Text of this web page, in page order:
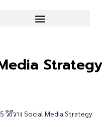
Strategy
5 วิธีวาง Social Media Strategy